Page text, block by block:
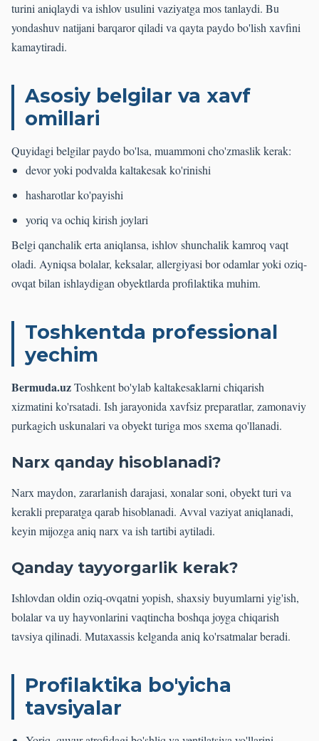
turini aniqlaydi va ishlov usulini vaziyatga mos tanlaydi. Bu
yondashuv natijani barqaror qiladi va qayta paydo bo'lish xavfini
kamaytiradi.
Asosiy belgilar va xavf
omillari
Quyidagi belgilar paydo bo'lsa, muammoni cho'zmaslik kerak:
devor yoki podvalda kaltakesak ko'rinishi
hasharotlar ko'payishi
yoriq va ochiq kirish joylari
Belgi qanchalik erta aniqlansa, ishlov shunchalik kamroq vaqt
oladi. Ayniqsa bolalar, keksalar, allergiyasi bor odamlar yoki oziq-
ovqat bilan ishlaydigan obyektlarda profilaktika muhim.
Toshkentda professional
yechim
Bermuda.uzToshkent bo'ylab kaltakesaklarni chiqarish
xizmatini ko'rsatadi. Ish jarayonida xavfsiz preparatlar, zamonaviy
purkagich uskunalari va obyekt turiga mos sxema qo'llanadi.
Narx qanday hisoblanadi?
Narx maydon, zararlanish darajasi, xonalar soni, obyekt turi va
kerakli preparatga qarab hisoblanadi. Avval vaziyat aniqlanadi,
keyin mijozga aniq narx va ish tartibi aytiladi.
Qanday tayyorgarlik kerak?
Ishlovdan oldin oziq-ovqatni yopish, shaxsiy buyumlarni yig'ish,
bolalar va uy hayvonlarini vaqtincha boshqa joyga chiqarish
tavsiya qilinadi. Mutaxassis kelganda aniq ko'rsatmalar beradi.
Profilaktika bo'yicha
tavsiyalar